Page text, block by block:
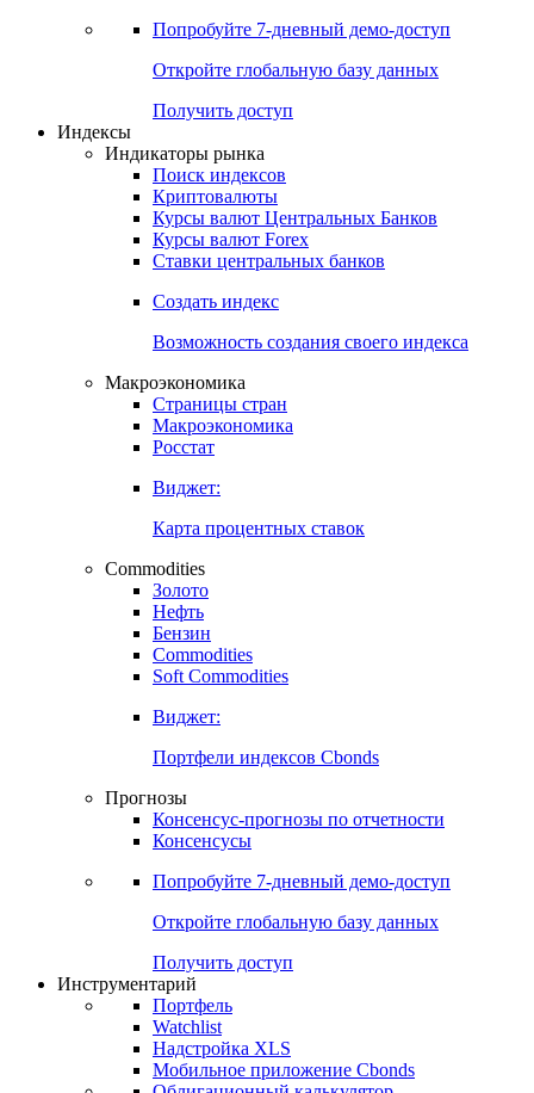
Попробуйте 7-дневный демо-доступ
Откройте глобальную базу данных
Получить доступ
Индексы
Индикаторы рынка
Поиск индексов
Криптовалюты
Курсы валют Центральных Банков
Курсы валют Forex
Ставки центральных банков
Создать индекс
Возможность создания своего индекса
Макроэкономика
Страницы стран
Макроэкономика
Росстат
Виджет:
Карта процентных ставок
Commodities
Золото
Нефть
Бензин
Commodities
Soft Commodities
Виджет:
Портфели индексов Cbonds
Прогнозы
Консенсус-прогнозы по отчетности
Консенсусы
Попробуйте 7-дневный демо-доступ
Откройте глобальную базу данных
Получить доступ
Инструментарий
Портфель
Watchlist
Надстройка XLS
Мобильное приложение Cbonds